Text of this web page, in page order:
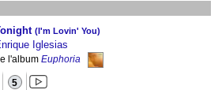
(I'm Lovin' You)
Iglesias
l'album Euphoria
5